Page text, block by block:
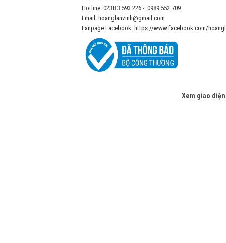
Hotline: 0238.3.593.226 - 0989.552.709
Email: hoanglanvinh@gmail.com
Fanpage Facebook: https://www.facebook.com/
Xem giao diện